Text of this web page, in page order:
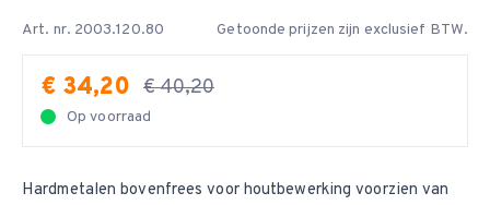
Art. nr. 2003.120.80 Getoonde prijzen zijn exclusief BTW.
€ 34,20 € 40,20
Op voorraad
Hardmetalenbovenfrees voor houtbewerking voorzien van